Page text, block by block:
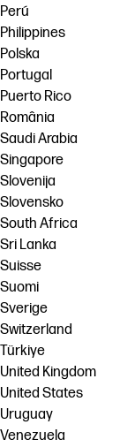
Perú
Philippines
Polska
Portugal
Puerto Rico
România
Saudi Arabia
Singapore
Slovenija
Slovensko
South Africa
Sri Lanka
Suisse
Suomi
Sverige
Switzerland
Türkiye
United Kingdom
United States
Uruguay
Venezuela